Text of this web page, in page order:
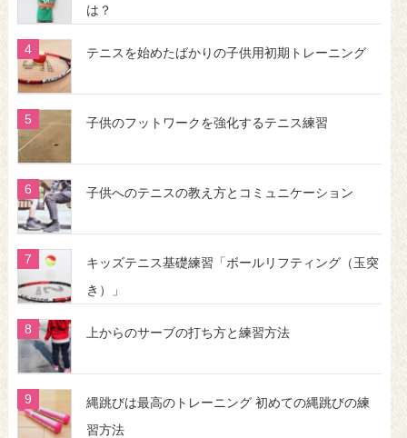
は？
テニスを始めたばかりの子供用初期トレーニング
子供のフットワークを強化するテニス練習
子供へのテニスの教え方とコミュニケーション
キッズテニス基礎練習「ボールリフティング（玉突
き）」
上からのサーブの打ち方と練習方法
縄跳びは最高のトレーニング 初めての縄跳びの練
習方法